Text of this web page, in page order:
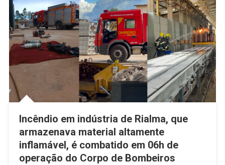
Itapaci
Incêndio em indústria de Rialma, que
armazenava material altamente
inflamável, é combatido em 06h de
operação do Corpo de Bombeiros